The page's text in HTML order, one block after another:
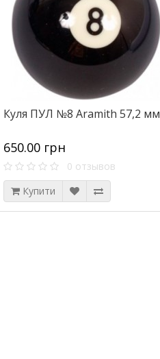
Куля ПУЛ №8 Aramith 57,2 мм
650.00 грн
0 отзывов
Купити